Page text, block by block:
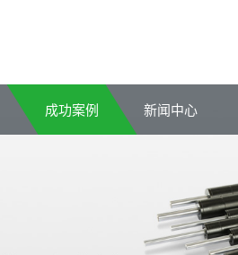
成功案例 新闻中心